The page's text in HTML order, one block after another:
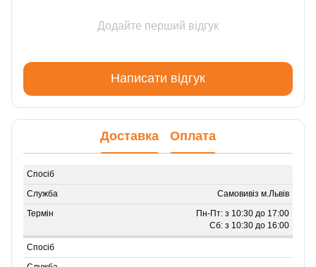
Додайте перший відгук
Написати відгук
Доставка Оплата
Самовивіз м.Львів
Пн-Пт: з 10:30 до 17:00
Сб: з 10:30 до 16:00